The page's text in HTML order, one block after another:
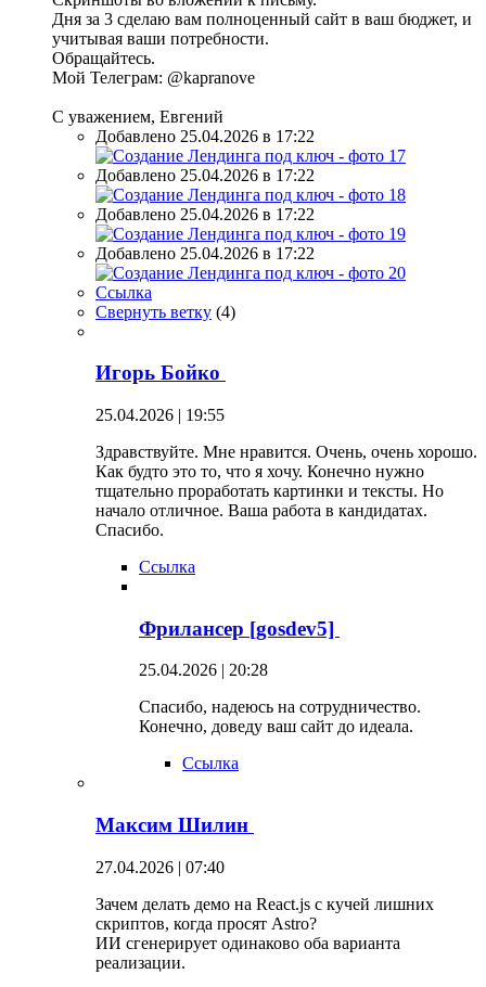
Дня за 3 сделаю вам полноценный сайт в ваш бюджет, и
учитывая ваши потребности.
Обращайтесь.
Мой Телеграм: @kapranove
С уважением, Евгений
Добавлено 25.04.2026 в 17:22
Добавлено 25.04.2026 в 17:22
Добавлено 25.04.2026 в 17:22
Добавлено 25.04.2026 в 17:22
Ссылка
Свернуть ветку (4)
Игорь Бойко
25.04.2026 | 19:55
Здравствуйте. Мне нравится. Очень, очень хорошо.
Как будто это то, что я хочу. Конечно нужно
тщательно проработать картинки и тексты. Но
начало отличное. Ваша работа в кандидатах.
Спасибо.
Ссылка
Фрилансер [gosdev5]
25.04.2026 | 20:28
Спасибо, надеюсь на сотрудничество.
Конечно, доведу ваш сайт до идеала.
Ссылка
Максим Шилин
27.04.2026 | 07:40
Зачем делать демо на React.js с кучей лишних
скриптов, когда просят Astro?
ИИ сгенерирует одинаково оба варианта
реализации.